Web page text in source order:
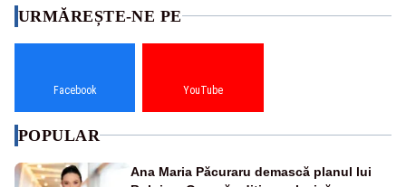
URMĂREȘTE-NE PE
Facebook YouTube
POPULAR
Ana Maria Păcuraru demască planul lui